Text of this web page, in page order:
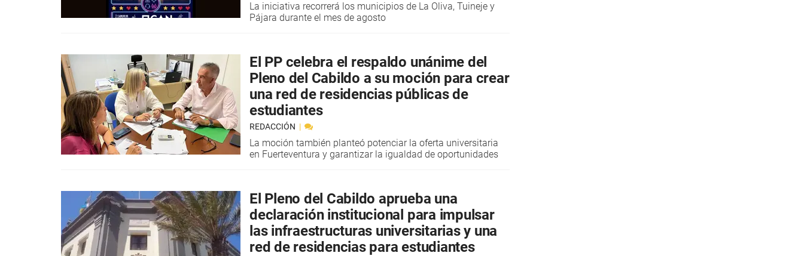
La iniciativa recorrerá los municipios de La Oliva, Tuineje y
Pájara durante el mes de agosto
El PP celebra el respaldo unánime del
Pleno del Cabildo a su moción para crear
una red de residencias públicas de
estudiantes
REDACCIÓN
La moción también planteó potenciar la oferta universitaria
en Fuerteventura y garantizar la igualdad de oportunidades
El Pleno del Cabildo aprueba una
declaración institucional para impulsar
las infraestructuras universitarias y una
red de residencias para estudiantes